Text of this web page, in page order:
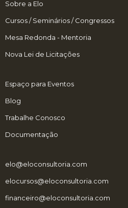
Sobre a Elo
Cursos / Seminários / Congressos
Mesa Redonda - Mentoria
Nova Lei de Licitações
Espaço para Eventos
Blog
Trabalhe Conosco
Documentação
elo@eloconsultoria.com
elocursos@eloconsultoria.com
financeiro@eloconsultoria.com